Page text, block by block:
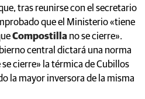
tras reunirse con el secretario
que el Ministerio «tiene
Compostilla no se cierre».
central dictará una norma
cierre» la térmica de Cubillos
la mayor inversora de la misma